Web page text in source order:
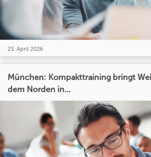
23. April 2026
München: Kompakttraining bringt
dem Norden in...